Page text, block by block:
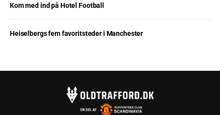
Kom med ind på Hotel Football
Heiselbergs fem favoritsteder i Manchester